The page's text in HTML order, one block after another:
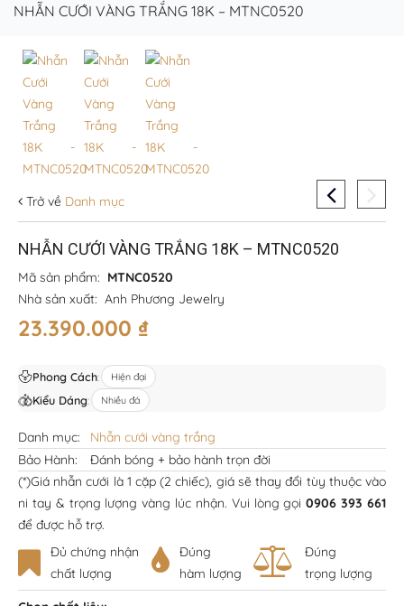
NHẪN CƯỚI VÀNG TRẮNG 18K – MTNC0520
Trở về Danh mục
NHẪN CƯỚI VÀNG TRẮNG 18K – MTNC0520
Mã sản phẩm: MTNC0520
Nhà sản xuất: Anh Phương Jewelry
23.390.000 ₫
Phong Cách: Hiện đại
Kiểu Dáng: Nhiều đá
Danh mục:
Nhẫn cưới vàng trắng
Bảo Hành:
Đánh bóng + bảo hành trọn đời
(*)Giá nhẫn cưới là 1 cặp (2 chiếc), giá sẽ thay đổi tùy thuộc vào
ni tay & trọng lượng vàng lúc nhận. Vui lòng gọi0906 393 661
để được hỗ trợ.
Đủ chứng nhận
chất lượng
Đúng
hàm lượng
Đúng
trọng lượng